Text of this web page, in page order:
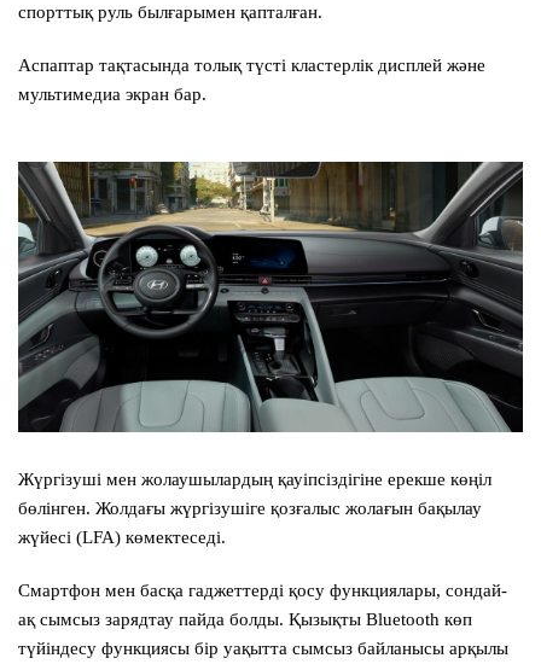
спорттық руль былғарымен қапталған.
Аспаптар тақтасында толық түсті кластерлік дисплей және
мультимедиа экран бар.
Жүргізуші мен жолаушылардың қауіпсіздігіне ерекше көңіл
бөлінген. Жолдағы жүргізушіге қозғалыс жолағын бақылау
жүйесі (LFA) көмектеседі.
Смартфон мен басқа гаджеттерді қосу функциялары, сондай-
ақ сымсыз зарядтау пайда болды. Қызықты Bluetooth көп
түйіндесу функциясы бір уақытта сымсыз байланысы арқылы